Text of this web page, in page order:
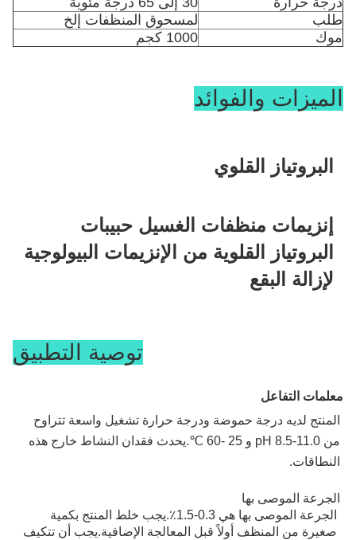
طلب
لمسحوق المنظفات إلخ
موك
1000 كجم
الميزات والفوائد
البروتياز القلوي
لإزالة البقع
Bacillus Subtilis متبوعًا بالتنقية والتركيب.إنه عبارة عن سيرين
البروتياز قادر على تحطيم البروتين إلى ببتيدات قابلة للذوبان
توصية التطبيق
معلمات التفاعل
النطاقات.
الجرعة الموصى بها